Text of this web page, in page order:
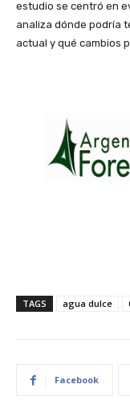
estudio se centró en
analiza dónde podría
actual y qué cambios
TAGS agua dulce
Facebook